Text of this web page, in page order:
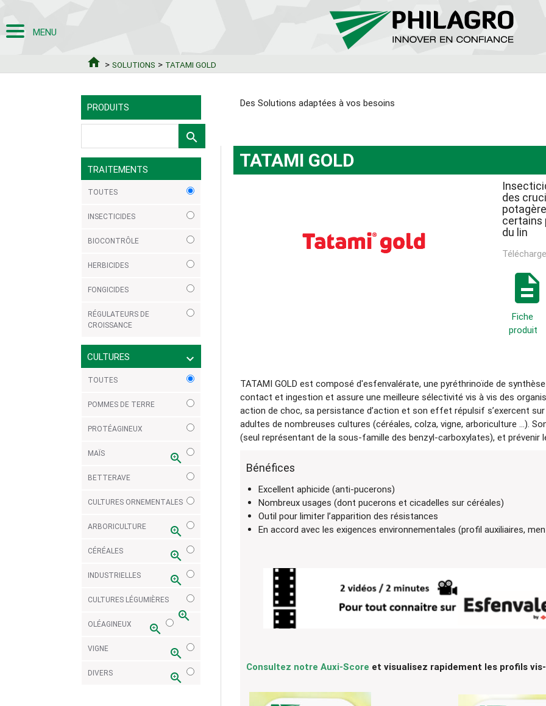
MENU
home > SOLUTIONS > TATAMI GOLD
PRODUITS
search
TRAITEMENTS
TOUTES
INSECTICIDES
BIOCONTRÔLE
HERBICIDES
FONGICIDES
RÉGULATEURS DE
CROISSANCE
CULTURES expand_more
TOUTES
POMMES DE TERRE
PROTÉAGINEUX
MAÏS zoom_in
BETTERAVE
CULTURES ORNEMENTALES
ARBORICULTURE zoom_in
CÉRÉALES zoom_in
INDUSTRIELLES zoom_in
CULTURES LÉGUMIÈRES
zoom_in
OLÉAGINEUX zoom_in
VIGNE zoom_in
DIVERS zoom_in
Des Solutions adaptées à vos besoins
TATAMI GOLD
des
certains
du lin
description
Fiche
produit
TATAMI GOLD est composé d'esfenvalérate, une pyréthrinoïde de
contact et ingestion et assure une meilleure sélectivité vis à vis des
action de choc, sa persistance d’action et son effet répulsif s’exercent
adultes de nombreuses cultures (céréales, colza, vigne, arboriculture ...).
(seul représentant de la sous-famille des benzyl-carboxylates), et prévenir
Bénéfices
Excellent aphicide (anti-pucerons)
Nombreux usages (dont pucerons et cicadelles sur céréales)
Outil pour limiter l’apparition des résistances
En accord avec les exigences environnementales (profil auxiliaires,
Consultez notre Auxi-Score et visualisez rapidement les profils